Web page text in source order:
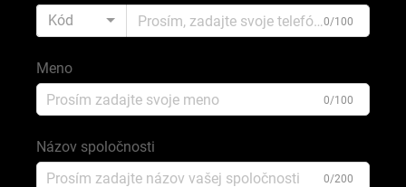
Kód
0/100
Meno
0/100
Názov spoločnosti
0/200